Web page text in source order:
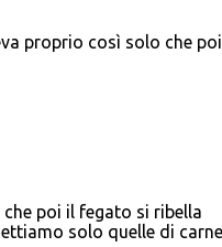
proprio così solo che
poi il fegato si ribella
solo quelle di carne